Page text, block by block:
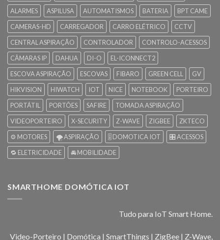
ALARMES
ASPILUSA AUTOMATISMOS BATERIA
BPT CAME
CAMERAS-HD
CARREGADOR CARRO ELÉTRICO
CCTV
CENTRAL ASPIRAÇÃO
CONTROLADOR
CONTROLO-ACESSOS
CÂMARAS IP
DAHUA DI-O
EL-ICONNECT2
ESCOVA ASPIRAÇÃO
ESCOVAS FIBARO GREEN CELL
GV
HIKVISION
HIWATCH IOT NICE NOTEBOOK
PORTEIRO
PORTÁTIL
PORTÕES SAFIRE
TOMADA ASPIRAÇÃO
VIDEOPORTEIRO
X-SECURITY Z-WAVE ZIGBEE
ZKTECO
⚙️ MOTORES
🌪️ ASPIRAÇÃO 🎚️ DOMOTICA IOT
🎛️ ACESSOS
🔁 ELETRICIDADE
🚘 MOBILIDADE
SMARTHOME DOMÓTICA IOT
Tudo para IoT Smart Home.
Video-Porteiro | Domótica | SmartThings | ZigBee | Z-Wave,